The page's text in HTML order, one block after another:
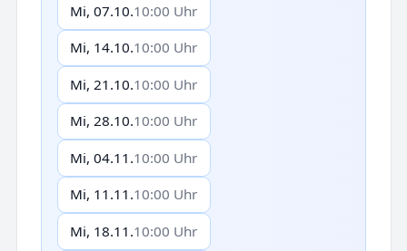
Mi, 07.10.10:00 Uhr
Mi, 14.10.10:00 Uhr
Mi, 21.10.10:00 Uhr
Mi, 28.10.10:00 Uhr
Mi, 04.11.10:00 Uhr
Mi, 11.11.10:00 Uhr
Mi, 18.11.10:00 Uhr